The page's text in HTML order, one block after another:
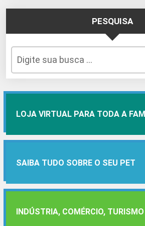
PESQUISA
LOJA VIRTUAL PARA TODA A
SAIBA TUDO SOBRE O SEU PET
INDÚSTRIA, COMÉRCIO,